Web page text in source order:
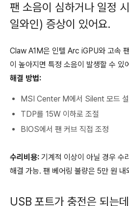
팬 소음이 심하거나 일정
일와인) 증상이 있어요.
Claw A1M은 인텔 Arc iGPU와 고속
이 높아지면 특정 소음이 발생할 수 있
해결 방법:
MSI Center M에서 Silent 모드
TDP를 15W 이하로 조절
BIOS에서 팬 커브 직접 조정
수리비용: 기계적 이상이 아닐 경우 수
해결 가능. 팬 베어링 불량은 5만 원 내
USB 포트가 충전은 되는